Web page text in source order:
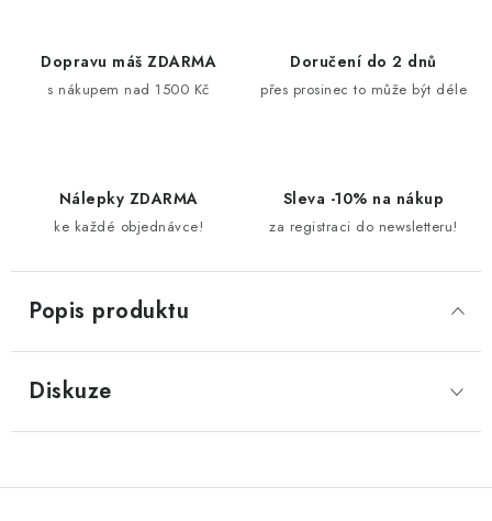
Dopravu máš ZDARMA
s nákupem nad 1500 Kč
Doručení do 2 dnů
přes prosinec to může být déle
Nálepky ZDARMA
ke každé objednávce!
Sleva -10% na nákup
za registraci do newsletteru!
Popis produktu
Diskuze